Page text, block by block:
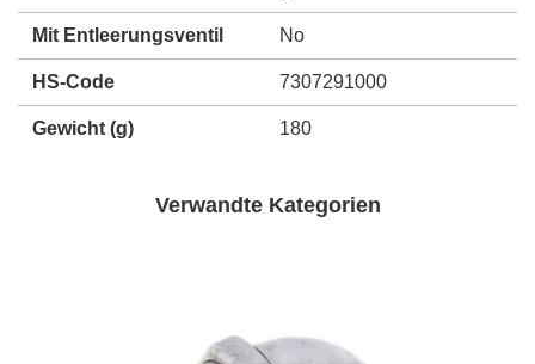
Mit Entleerungsventil No
HS-Code 7307291000
Gewicht (g) 180
Verwandte Kategorien